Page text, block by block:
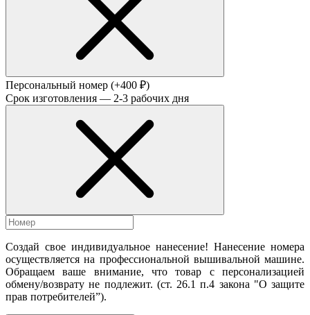
Персональный номер (+400 ₽)
Срок изготовления — 2-3 рабочих дня
Создай свое индивидуальное нанесение! Нанесение номера
осуществляется на профессиональной вышивальной машине.
Обращаем ваше внимание, что товар с персонализацией
обмену/возврату не подлежит. (ст. 26.1 п.4 закона "О защите
прав потребителей”).